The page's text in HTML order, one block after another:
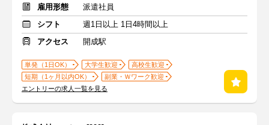
雇用形態
派遣社員
シフト
週1日以上 1日4時間以上
アクセス
開成駅
単発（1日OK） 大学生歓迎
高校生歓迎
短期（1ヶ月以内OK）
副業・Ｗワーク歓迎
エントリーの求人一覧を見る